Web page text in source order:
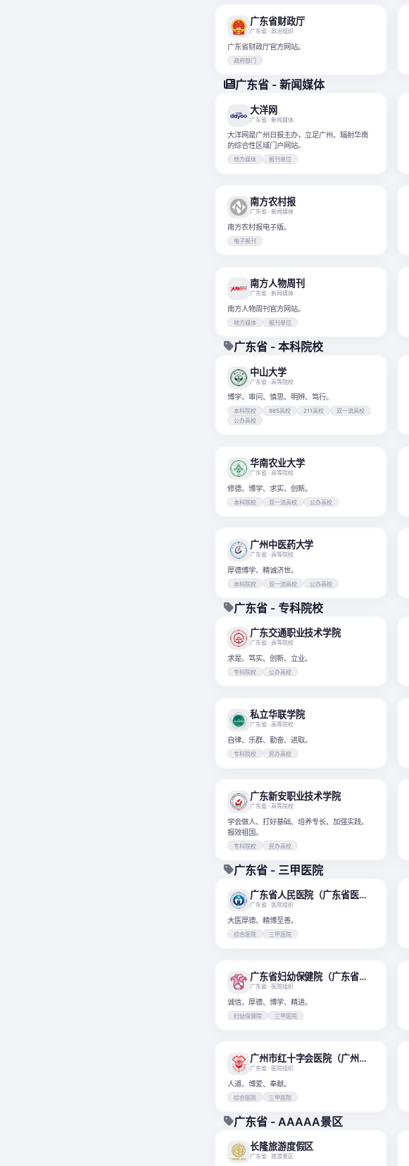
广东省财政厅
广东省· 政治组织
广东省财政厅官方网站。
政府部门
广东省 - 新闻媒体
大洋网
广东省· 新闻媒体
大洋网是广州日报主办，立足广州、辐射华南
的综合性区域门户网站。
地方媒体 报刊单位
南方农村报
广东省· 新闻媒体
南方农村报电子版。
电子报刊
南方人物周刊
广东省· 新闻媒体
南方人物周刊官方网站。
地方媒体 报刊单位
广东省 - 本科院校
中山大学
广东省· 高等院校
博学、审问、慎思、明辨、笃行。
本科院校 985高校 211高校
双一流高校
公办高校
华南农业大学
广东省· 高等院校
修德、博学、求实、创新。
本科院校 双一流高校 公办高校
广州中医药大学
广东省· 高等院校
厚德博学、精诚济世。
本科院校 双一流高校 公办高校
广东省 - 专科院校
广东交通职业技术学院
广东省· 高等院校
求是、笃实、创新、立业。
专科院校 公办高校
私立华联学院
广东省· 高等院校
自律、乐群、勤奋、进取。
专科院校 民办高校
广东新安职业技术学院
广东省· 高等院校
学会做人、打好基础、培养专长、加强实践、
报效祖国。
专科院校 民办高校
广东省 - 三甲医院
广东省人民医院（广东省医学科学院、南方医科大学附属广东省人民医院）
广东省· 医院组织
大医厚德、精博至善。
综合医院 三甲医院
广东省妇幼保健院（广东省妇产医院、广东省儿童医院、南方科技大学附属妇女儿童医院）
广东省· 医院组织
诚信、厚德、博学、精进。
妇幼保健院 三甲医院
广州市红十字会医院（广州市应急医院、暨南大学附属广州红十字会医院）
广东省· 医院组织
人道、博爱、奉献。
综合医院 三甲医院
广东省 - AAAAA景区
长隆旅游度假区
广东省· 旅游景区